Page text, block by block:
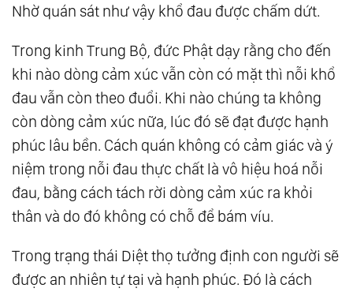
Nhờ quán sát như vậy khổ đau được chấm dứt.
Trong kinh Trung Bộ, đức Phật dạy rằng cho đến
khi nào dòng cảm xúc vẫn còn có mặt thì nỗi khổ
đau vẫn còn theo đuổi. Khi nào chúng ta không
còn dòng cảm xúc nữa, lúc đó sẽ đạt được hạnh
phúc lâu bền. Cách quán không có cảm giác và ý
niệm trong nỗi đau thực chất là vô hiệu hoá nỗi
đau, bằng cách tách rời dòng cảm xúc ra khỏi
thân và do đó không có chỗ để bám víu.
Trong trạng thái Diệt thọ tưởng định con người sẽ
được an nhiên tự tại và hạnh phúc. Đó là cách